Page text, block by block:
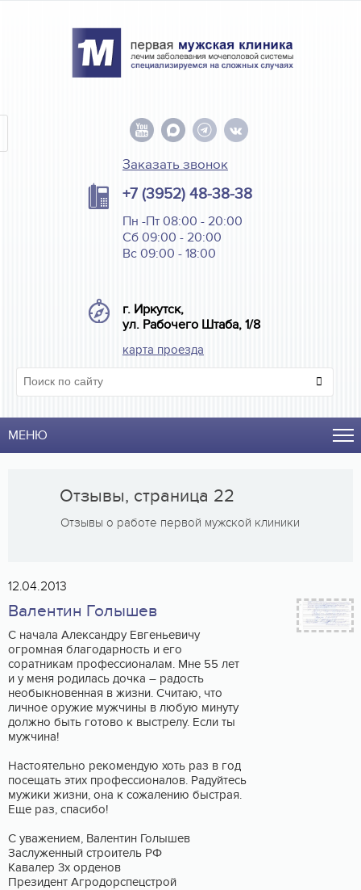
Заказать звонок
+7 (3952) 48-38-38
Пн -Пт 08:00 - 20:00
Сб 09:00 - 20:00
Вс 09:00 - 18:00
г. Иркутск,
ул. Рабочего Штаба, 1/8
карта проезда
МЕНЮ
Отзывы, страница 22
Отзывы о работе первой мужской клиники
12.04.2013
Валентин Голышев
С начала Александру Евгеньевичу
огромная благодарность и его
соратникам профессионалам. Мне 55 лет
и у меня родилась дочка – радость
необыкновенная в жизни. Считаю, что
личное оружие мужчины в любую минуту
должно быть готово к выстрелу. Если ты
мужчина!
Настоятельно рекомендую хоть раз в год
посещать этих профессионалов. Радуйтесь
мужики жизни, она к сожалению быстрая.
Еще раз, спасибо!
С уважением, Валентин Голышев
Заслуженный строитель РФ
Кавалер 3х орденов
Президент Агродорспецстрой